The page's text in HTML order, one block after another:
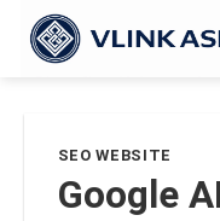
qua
SEO WEBSITE
Google